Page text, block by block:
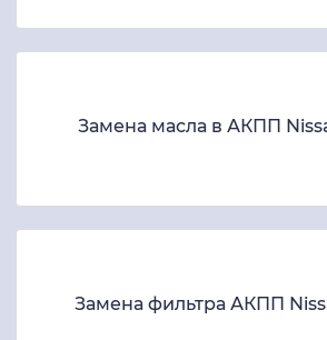
Замена масла в АКПП
Замена фильтра АКПП